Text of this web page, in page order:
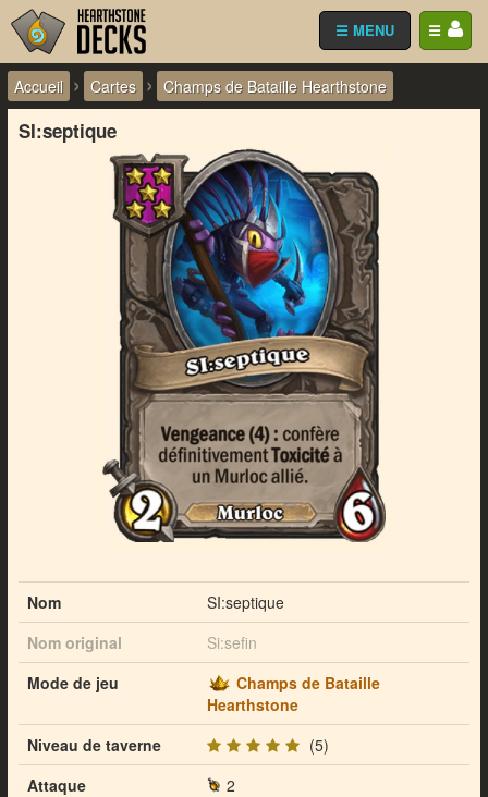
☰
☰ MENU
Accueil › Cartes › Champs de Bataille Hearthstone
SI:septique
Nom
SI:septique
Nom original
Si:sefin
Mode de jeu
Champs de Bataille
Hearthstone
Niveau de taverne
(5)
Attaque
2